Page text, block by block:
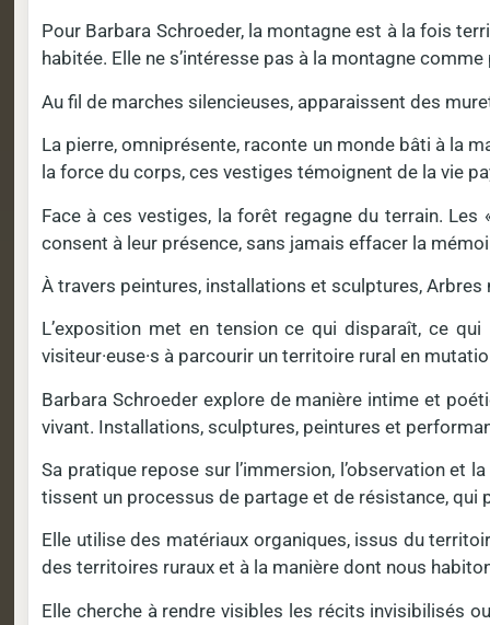
Pour Barbara Schroeder, la montagne est à la fois
habitée. Elle ne s’intéresse pas à la montagne
Au fil de marches silencieuses, apparaissent des
La pierre, omniprésente, raconte un monde bâti à la
la force du corps, ces vestiges témoignent de la vie
Face à ces vestiges, la forêt regagne du terrain.
consent à leur présence, sans jamais effacer la
À travers peintures, installations et sculptures,
L’exposition met en tension ce qui disparaît, ce
visiteur·euse·s à parcourir un territoire rural en
Barbara Schroeder explore de manière intime et
vivant. Installations, sculptures, peintures et
Sa pratique repose sur l’immersion, l’observation et
tissent un processus de partage et de résistance, qui
Elle utilise des matériaux organiques, issus du
des territoires ruraux et à la manière dont nous
Elle cherche à rendre visibles les récits invisibilisés